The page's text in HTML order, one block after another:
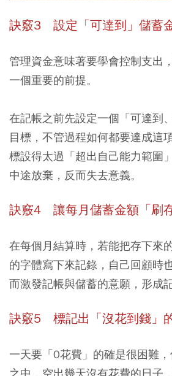
訣竅3 設定「可達到」儲蓄
管理資金意味著要學會控制支出
一個重要的前提。
在記帳之前先設定一個「可達到
目標，不管過程如何都要達成這
標設得太過「超出自己能力範圍
中途放棄，反而失去意義。
訣竅4 讓每月儲蓄金額「刷存
在每個月結算時，若能把存下來
的字體寫下來記錄，自己回顧時
而激發記帳與儲蓄的意願，形成
訣竅5 標記出「沒花到錢」
一天要「0花費」的確是很困難